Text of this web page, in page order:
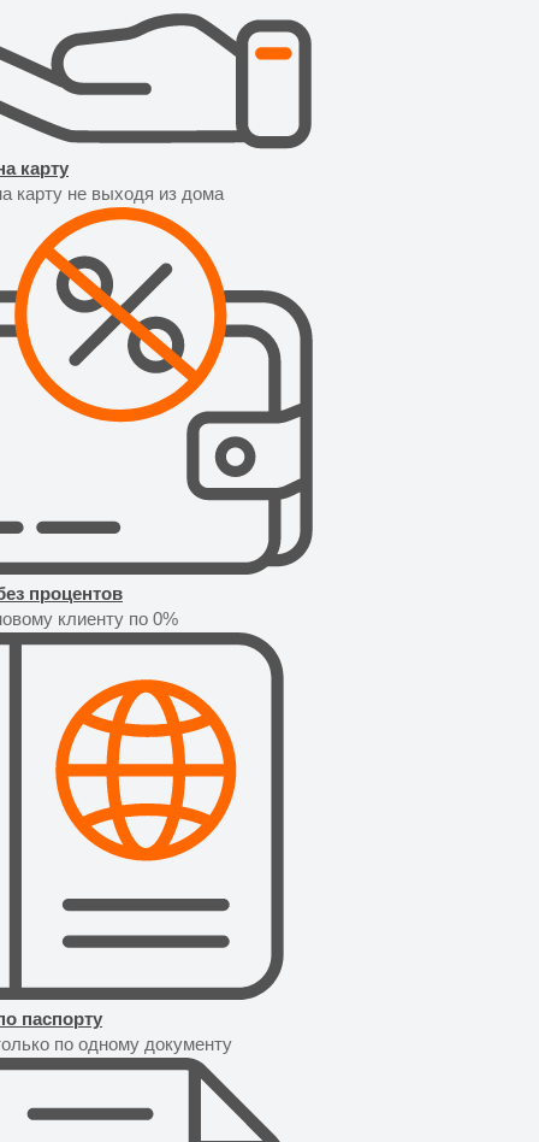
карту
карту не выходя из дома
процентов
клиенту по 0%
паспорту
по одному документу